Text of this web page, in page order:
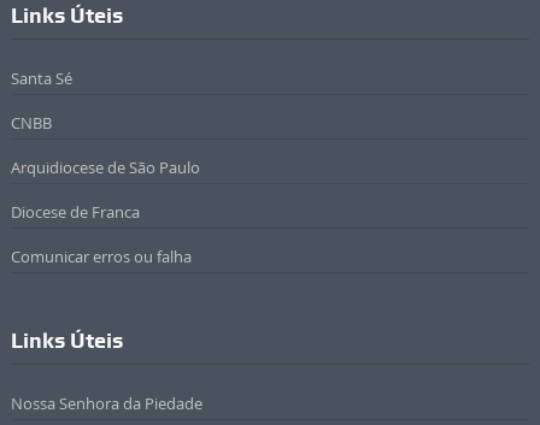
Links Úteis
Santa Sé
CNBB
Arquidiocese de São Paulo
Diocese de Franca
Comunicar erros ou falha
Links Úteis
Nossa Senhora da Piedade